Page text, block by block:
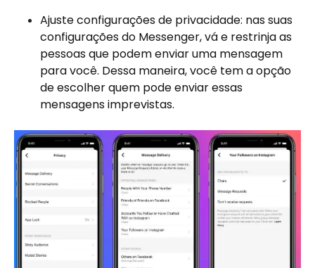
Ajuste configurações de privacidade: nas suas
configurações do Messenger, vá e restrinja as
pessoas que podem enviar uma mensagem
para você. Dessa maneira, você tem a opção
de escolher quem pode enviar essas
mensagens imprevistas.